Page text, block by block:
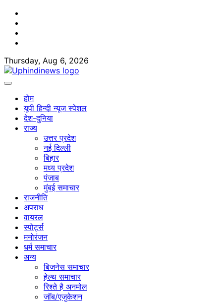
Skip
content
Thursday, Aug 6, 2026
होम
यूपी हिन्दी न्यूज स्पेशल
देश-दुनिया
राज्य
उत्तर प्रदेश
नई दिल्ली
बिहार
मध्य प्रदेश
पंजाब
मुंबई समाचार
राजनीति
अपराध
वायरल
स्पोर्ट्स
मनोरंजन
धर्म समाचार
अन्य
बिजनेस समाचार
हेल्थ समाचार
रिश्ते है अनमोल
जॉब/एजुकेशन